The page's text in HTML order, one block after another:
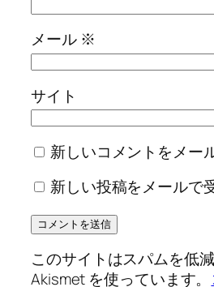
メール ※
サイト
新しいコメントをメー
新しい投稿をメールで
このサイトはスパムを低
Akismet を使っています。